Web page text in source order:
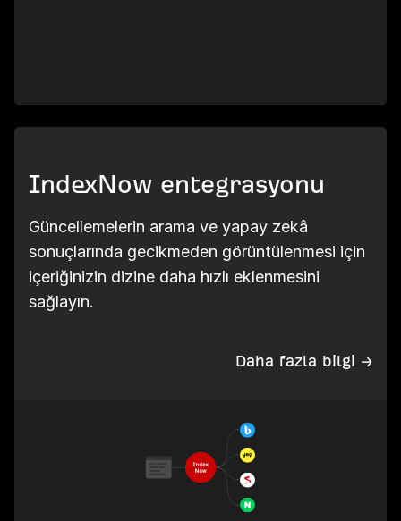
IndexNow entegrasyonu
Güncellemelerin arama ve yapay zekâ
sonuçlarında gecikmeden görüntülenmesi için
içeriğinizin dizine daha hızlı eklenmesini
sağlayın.
Daha fazla bilgi →